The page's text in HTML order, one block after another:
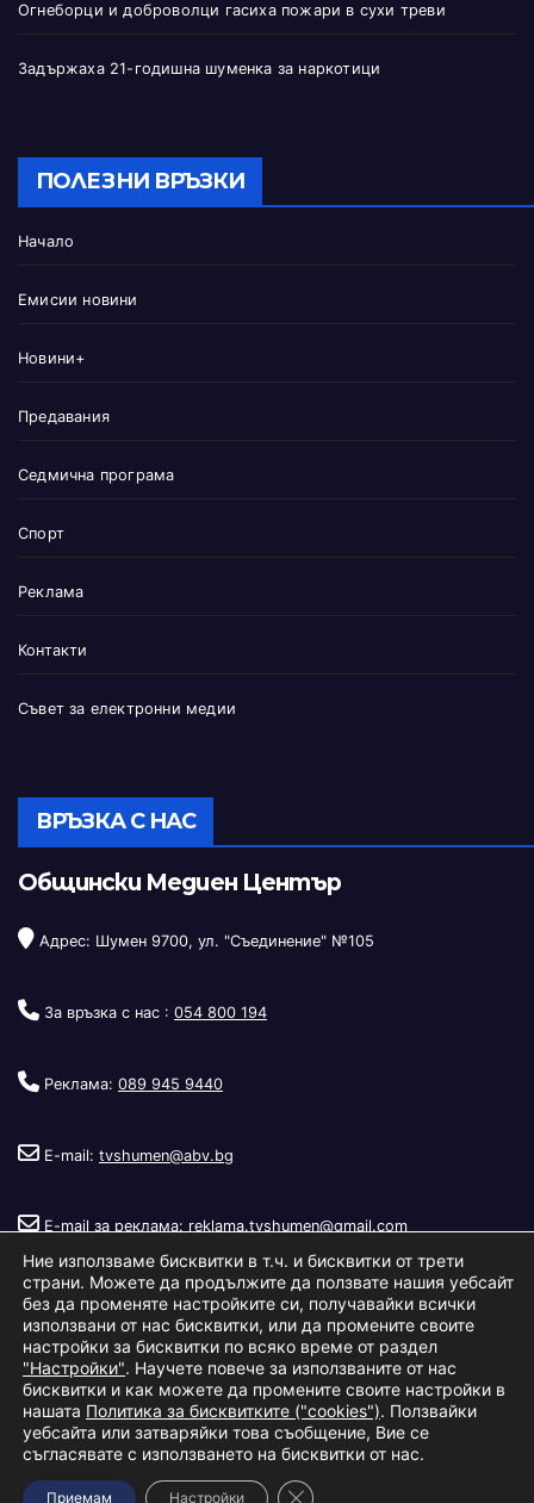
Огнеборци и доброволци гасиха пожари в сухи треви
Задържаха 21-годишна шуменка за наркотици
ПОЛЕЗНИ ВРЪЗКИ
Начало
Емисии новини
Новини+
Предавания
Седмична програма
Спорт
Реклама
Контакти
Съвет за електронни медии
ВРЪЗКА С НАС
Общински Медиен Център
Адрес: Шумен 9700, ул. "Съединение" №105
За връзка с нас : 054 800 194
Реклама: 089 945 9440
E-mail: tvshumen@abv.bg
E-mail за реклама: reklama.tvshumen@gmail.com
Copyright © 2026Телевизия Шумен.|Изработка: S.I.T Solutions
Ltd.
За насРекламаУсловия за ползване
Политика за бисквитки
Ние използваме бисквитки в т.ч. и бисквитки от трети
страни. Можете да продължите да ползвате нашия уебсайт
без да променяте настройките си, получавайки всички
използвани от нас бисквитки, или да промените своите
настройки за бисквитки по всяко време от раздел
"Настройки". Научете повече за използваните от нас
бисквитки и как можете да промените своите настройки в
нашата Политика за бисквитките ("cookies"). Ползвайки
уебсайта или затваряйки това съобщение, Вие се
съгласявате с използването на бисквитки от нас.
Приемам Настройки Close GDPR Cookie Banner